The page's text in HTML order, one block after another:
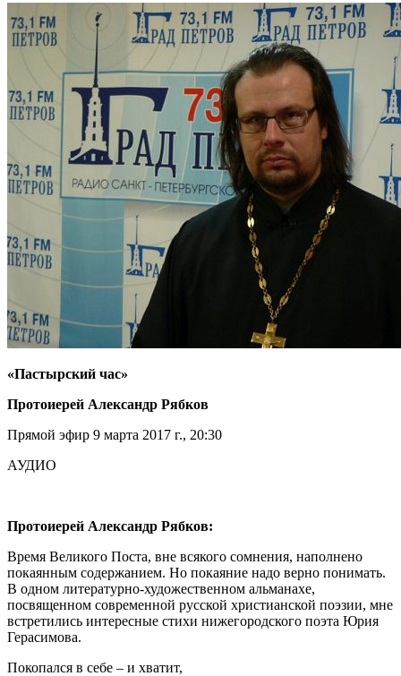
«Пастырский час»
Протоиерей Александр Рябков
Прямой эфир 9 марта 2017 г., 20:30
АУДИО
Протоиерей Александр Рябков:
Время Великого Поста, вне всякого сомнения, наполнено
покаянным содержанием. Но покаяние надо верно понимать.
В одном литературно-художественном альманахе,
посвященном современной русской христианской поэзии, мне
встретились интересные стихи нижегородского поэта Юрия
Герасимова.
Покопался в себе – и хватит,